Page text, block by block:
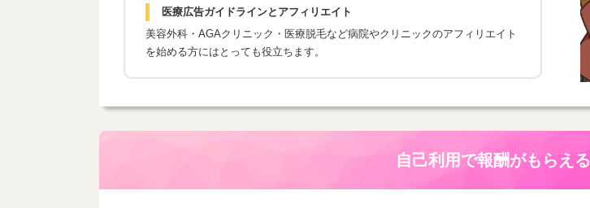
医療広告ガイドラインとアフィリエイト
美容外科・AGAクリニック・医療脱毛など病院やクリニックのアフィリエイト
を始める方にはとっても役立ちます。
自己利用で報酬がもらえる